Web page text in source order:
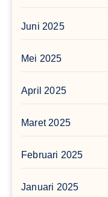
Juni 2025
Mei 2025
April 2025
Maret 2025
Februari 2025
Januari 2025